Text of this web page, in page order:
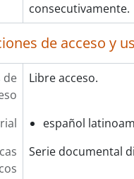
consecutivamente.
de acceso y
de
Libre acceso.
español
Serie documental